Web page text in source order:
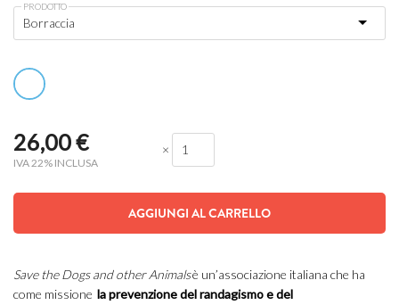
PRODOTTO
26,00€
IVA 22% INCLUSA
×
AGGIUNGI AL CARRELLO
Save the Dogs and other Animalsè un’associazione italiana che ha
come missione la prevenzione del randagismo e del